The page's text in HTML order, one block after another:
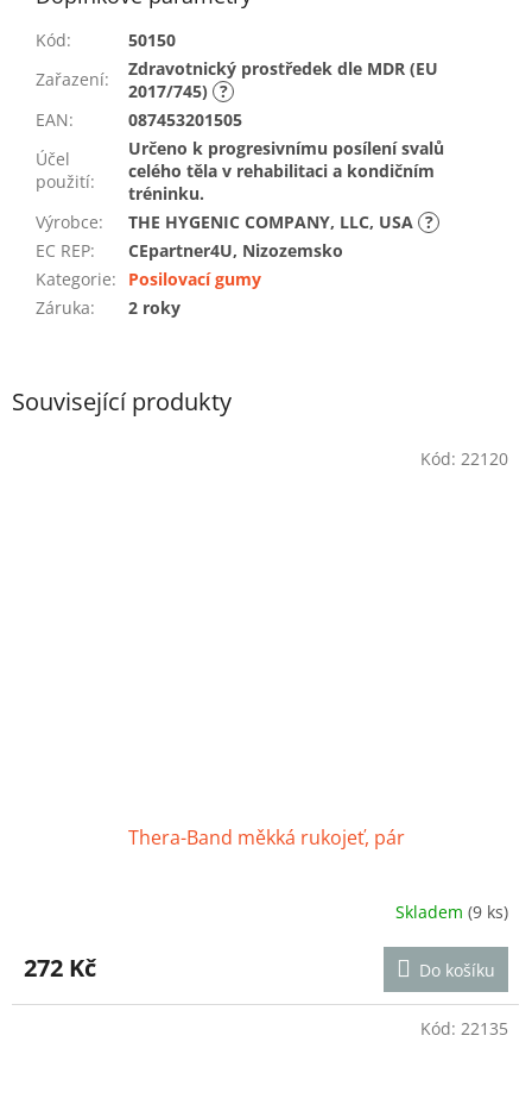
Související produkty
Thera-Band měkká rukojeť, pár
produktu
je
5,0
Skladem(9 ks)
272 Kč Do košíku
Kód: 22120
Kód: 22135
Kód:
50150
Zařazení:
Zdravotnický prostředek dle MDR (EU
2017/745) ?
EAN:
087453201505
Účel
použití:
Určeno k progresivnímu posílení svalů
celého těla v rehabilitaci a kondičním
tréninku.
Výrobce: THE HYGENIC COMPANY, LLC, USA ?
EC REP:
CEpartner4U, Nizozemsko
Kategorie:
Posilovací gumy
Záruka: 2 roky